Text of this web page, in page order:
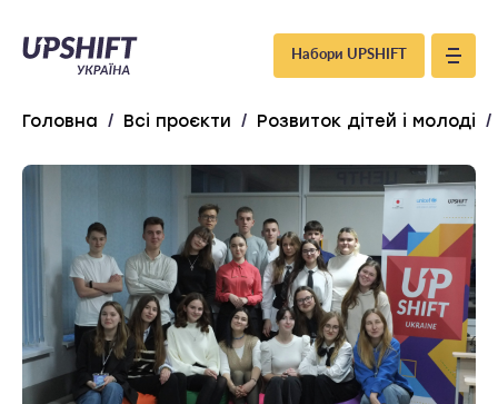
Upshift
–
Україна
Набори UPSHIFT
Головна / Всі проєкти / Розвиток дітей і молоді /